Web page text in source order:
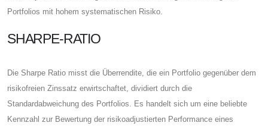
Portfolios mit hohem systematischen Risiko.
SHARPE-RATIO
Die Sharpe Ratio misst die Überrendite, die ein Portfolio gegenüber dem
risikofreien Zinssatz erwirtschaftet, dividiert durch die
Standardabweichung des Portfolios. Es handelt sich um eine beliebte
Kennzahl zur Bewertung der risikoadjustierten Performance eines